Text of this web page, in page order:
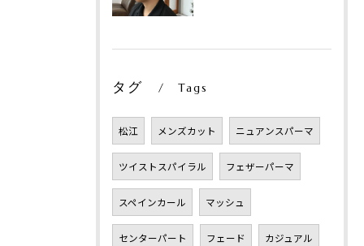
タグ Tags
松江 メンズカット ニュアンスパーマ
ツイストスパイラル フェザーパーマ
スペインカール マッシュ
センターパート フェード カジュアル